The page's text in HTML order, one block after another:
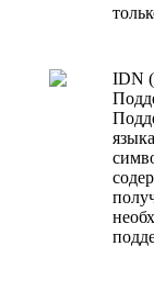
IDN